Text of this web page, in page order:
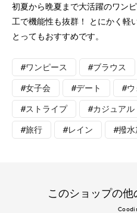
初夏から晩夏まで大活躍のワン
工で機能性も抜群！ とにかく軽
とってもおすすめです。
#ワンピース #ブラウス
#女子会 #デート #ウ
#ストライプ #カジュアル
#旅行 #レイン #撥水
このショップの他